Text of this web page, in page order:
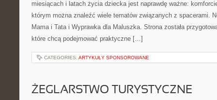
miesiącach i latach życia dziecka jest naprawdę ważne:
którym można znaleźć wiele tematów związanych z spacerami.
Mama i Tata i Wyprawka dla Maluszka. Strona została
które chcą podejmować praktyczne […]
CATEGORIES: ARTYKUŁY SPONSOROWANE
ŻEGLARSTWO TURYSTYCZNE